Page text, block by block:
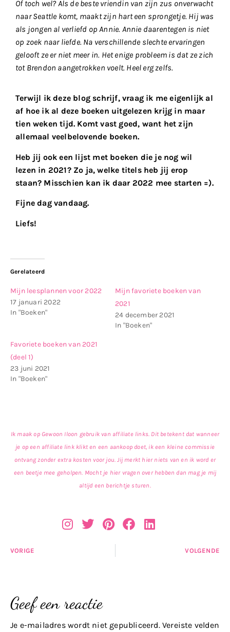
Of toch wel? Als de beste vriendin van zijn zus onverwacht
naar Seattle komt, maakt zijn hart een sprongetje. Hij was
als jongen al verliefd op Annie. Annie daarentegen is niet
op zoek naar liefde. Na verschillende slechte ervaringen
gelooft ze er niet meer in. Het enige probleem is dat ze zich
tot Brendon aangetrokken voelt. Heel erg zelfs.
Terwijl ik deze blog schrijf, vraag ik me eigenlijk al
af hoe ik al deze boeken uitgelezen krijg in maar
tien weken tijd. Komt vast goed, want het zijn
allemaal veelbelovende boeken.
Heb jij ook een lijst met boeken die je nog wil
lezen in 2021? Zo ja, welke titels heb jij erop
staan? Misschien kan ik daar 2022 mee starten =).
Fijne dag vandaag.
Liefs!
Gerelateerd
Mijn leesplannen voor 2022
17 januari 2022
In "Boeken"
Mijn favoriete boeken van
2021
24 december 2021
In "Boeken"
Favoriete boeken van 2021
(deel 1)
23 juni 2021
In "Boeken"
Ik maak op Gewoon Iloon gebruik van affiliate links. Dit betekent dat wanneer
je op een affiliate link klikt en een aankoop doet, ik een kleine commissie
ontvang zonder extra kosten voor jou. Jij merkt hier niets van en ik word er
een beetje mee geholpen. Mocht je hier vragen over hebben dan mag je mij
altijd een berichtje sturen.
VORIGE VOLGENDE
Geef een reactie
Je e-mailadres wordt niet gepubliceerd. Vereiste velden